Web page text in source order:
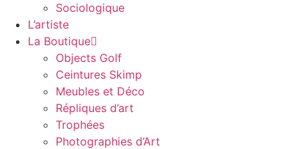
Sociologique
L’artiste
La Boutique
Objects Golf
Ceintures Skimp
Meubles et Déco
Répliques d’art
Trophées
Photographies d’Art